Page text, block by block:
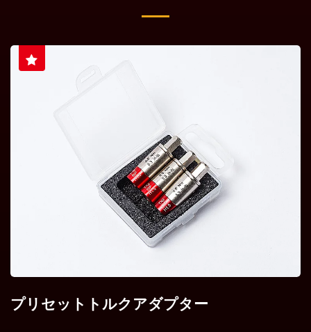
プリセットトルクアダプター